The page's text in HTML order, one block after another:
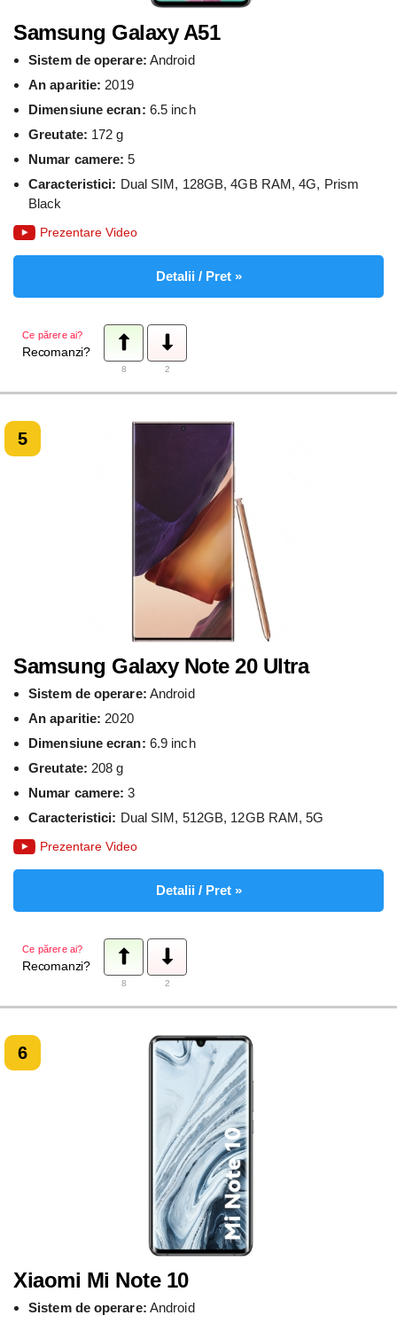
Samsung Galaxy A51
Sistem de operare: Android
An aparitie: 2019
Dimensiune ecran: 6.5 inch
Greutate: 172 g
Numar camere: 5
Caracteristici: Dual SIM, 128GB, 4GB RAM, 4G, Prism
Black
Prezentare Video
Detalii / Pret »
Ce părere ai?
Recomanzi?
8 2
5
Samsung Galaxy Note 20 Ultra
Sistem de operare: Android
An aparitie: 2020
Dimensiune ecran: 6.9 inch
Greutate: 208 g
Numar camere: 3
Caracteristici: Dual SIM, 512GB, 12GB RAM, 5G
Prezentare Video
Detalii / Pret »
Ce părere ai?
Recomanzi?
8 2
6
Xiaomi Mi Note 10
Sistem de operare: Android